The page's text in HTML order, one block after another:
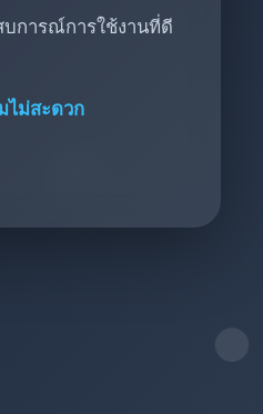
การณ์การใช้งานที่ดี
ไม่สะดวก